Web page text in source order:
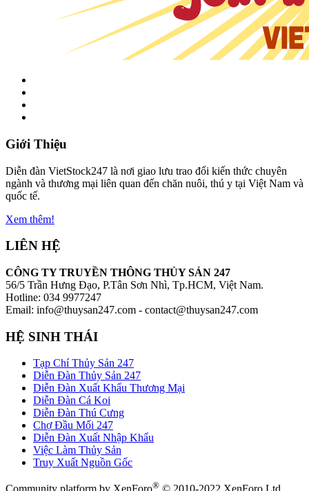
Giới Thiệu
Diễn đàn VietStock247 là nơi giao lưu trao đổi kiến thức chuyên
ngành và thương mại liên quan đến chăn nuôi, thú y tại Việt Nam và
quốc tế.
Xem thêm!
LIÊN HỆ
CÔNG TY TRUYỀN THÔNG THỦY SẢN 247
56/5 Trần Hưng Đạo, P.Tân Sơn Nhì, Tp.HCM, Việt Nam.
Hotline: 034 9977247
Email: info@thuysan247.com - contact@thuysan247.com
HỆ SINH THÁI
Tạp Chí Thủy Sản 247
Diễn Đàn Thủy Sản 247
Diễn Đàn Xuất Khẩu Thương Mại
Diễn Đàn Cá Koi
Diễn Đàn Thú Cưng
Chợ Đầu Mối 247
Diễn Đàn Xuất Nhập Khẩu
Việc Làm Thủy Sản
Truy Xuất Nguồn Gốc
®